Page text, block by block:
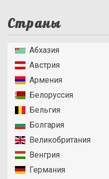
Страны
Абхазия
Австрия
Армения
Белоруссия
Бельгия
Болгария
Великобритания
Венгрия
Германия